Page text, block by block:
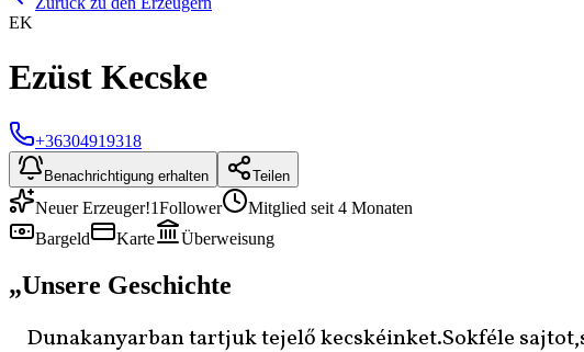
EK
Ezüst Kecske
+36304919318
Benachrichtigung erhalten Teilen
Neuer Erzeuger!1Follower
Mitglied seit 4 Monaten
Bargeld
Karte Überweisung
„Unsere Geschichte
Dunakanyarban tartjuk tejelő kecskéinket.Sokféle